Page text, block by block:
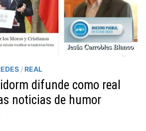
/ REAL
difunde como real
noticias de humor